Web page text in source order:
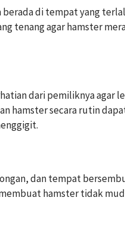
di tempat yang
tenang agar hamster
dari pemiliknya agar
hamster secara rutin
dan tempat
hamster tidak